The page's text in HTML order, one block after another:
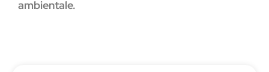
ambientale.